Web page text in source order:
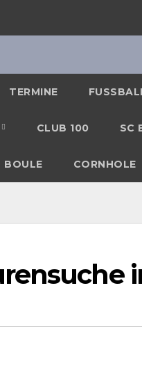
TERMINE
CLUB 100 SC
BOULE CORNHOLE